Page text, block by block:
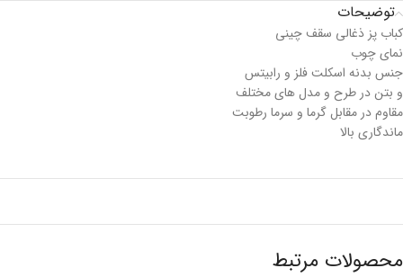
توضیحات
کباب پز ذغالی سقف چینی
نمای چوب
جنس بدنه اسکلت فلز و رابیتس
و بتن در طرح و مدل های مختلف
مقاوم در مقابل گرما و سرما رطوبت
ماندگاری بالا
محصولات مرتبط